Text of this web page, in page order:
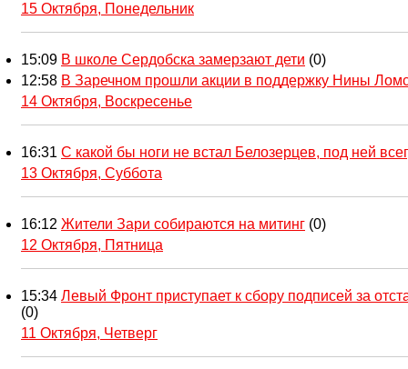
15 Октября, Понедельник
15:09 В школе Сердобска замерзают дети (0)
12:58 В Заречном прошли акции в поддержку Нины
14 Октября, Воскресенье
16:31 С какой бы ноги не встал Белозерцев, под ней
13 Октября, Суббота
16:12 Жители Зари собираются на митинг (0)
12 Октября, Пятница
15:34 Левый Фронт приступает к сбору подписей за
(0)
11 Октября, Четверг